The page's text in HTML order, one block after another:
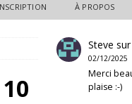
À PROPOS
Steve
02/12/2025
Merci
plaise :-)